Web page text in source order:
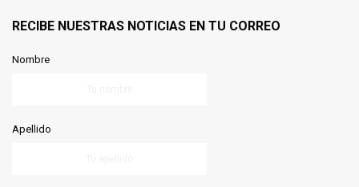
RECIBE NUESTRAS NOTICIAS EN TU CORREO
Nombre
Apellido